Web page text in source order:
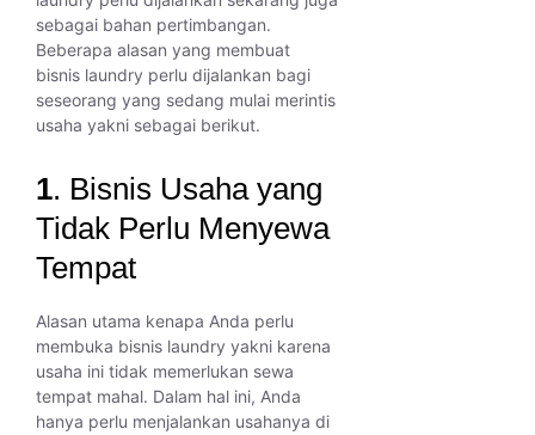
sebagai bahan pertimbangan.
Beberapa alasan yang membuat
bisnis laundry perlu dijalankan bagi
seseorang yang sedang mulai merintis
usaha yakni sebagai berikut.
1. Bisnis Usaha yang
Tidak Perlu Menyewa
Tempat
Alasan utama kenapa Anda perlu
membuka bisnis laundry yakni karena
usaha ini tidak memerlukan sewa
tempat mahal. Dalam hal ini, Anda
hanya perlu menjalankan usahanya di